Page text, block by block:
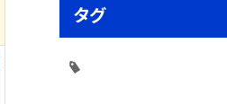
タグ